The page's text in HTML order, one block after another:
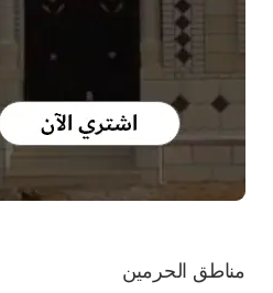
مناطق الحرمين